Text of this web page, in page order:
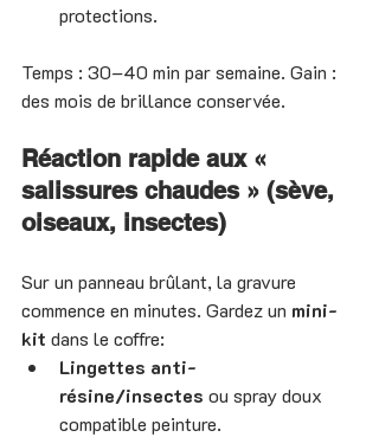
protections.
Temps : 30–40 min par semaine. Gain :
des mois de brillance conservée.
Réaction rapide aux «
salissures chaudes » (sève,
oiseaux, insectes)
Sur un panneau brûlant, la gravure
commence en minutes. Gardez un mini-
kit dans le coffre:
Lingettes anti-
résine/insectes ou spray doux
compatible peinture.